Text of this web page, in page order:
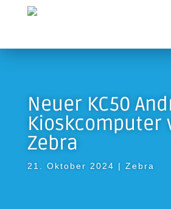
Neuer KC50
Kioskcomputer
Zebra
21. Oktober 2024 | Zebra